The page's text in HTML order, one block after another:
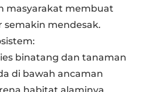
masyarakat membuat
semakin mendesak.
binatang dan tanaman
di bawah ancaman